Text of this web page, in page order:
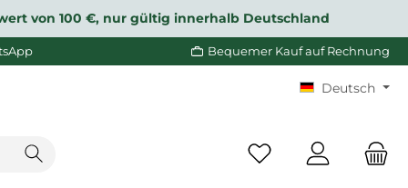
von 100 €, nur gültig innerhalb Deutschland
Bequemer Kauf auf Rechnung
Deutsch
Du hast 0 Produkte